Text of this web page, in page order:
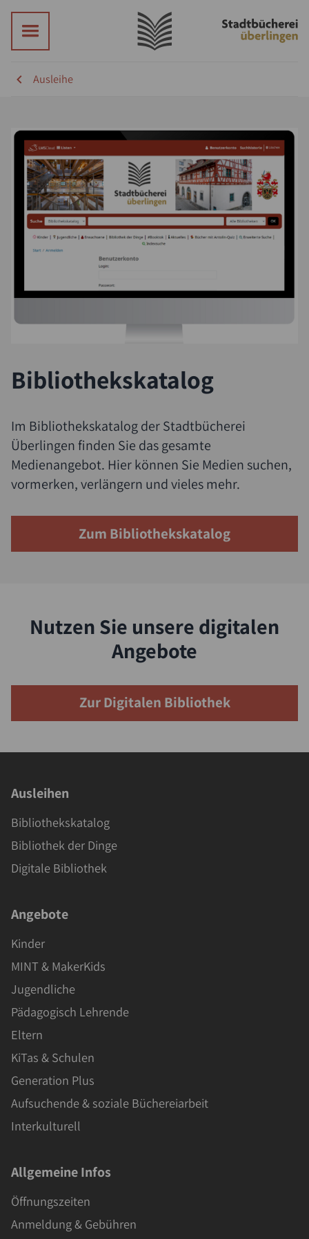
Ausleihe
Bibliothekskatalog
Im Bibliothekskatalog der Stadtbücherei
Überlingen finden Sie das gesamte
Medienangebot. Hier können Sie Medien suchen,
vormerken, verlängern und vieles mehr.
Zum Bibliothekskatalog
Nutzen Sie unsere digitalen
Angebote
Zur Digitalen Bibliothek
Ausleihen
Bibliothekskatalog
Bibliothek der Dinge
Digitale Bibliothek
Angebote
Kinder
MINT & MakerKids
Jugendliche
Pädagogisch Lehrende
Eltern
KiTas & Schulen
Generation Plus
Aufsuchende & soziale Büchereiarbeit
Interkulturell
Allgemeine Infos
Öffnungszeiten
Anmeldung & Gebühren
Suche